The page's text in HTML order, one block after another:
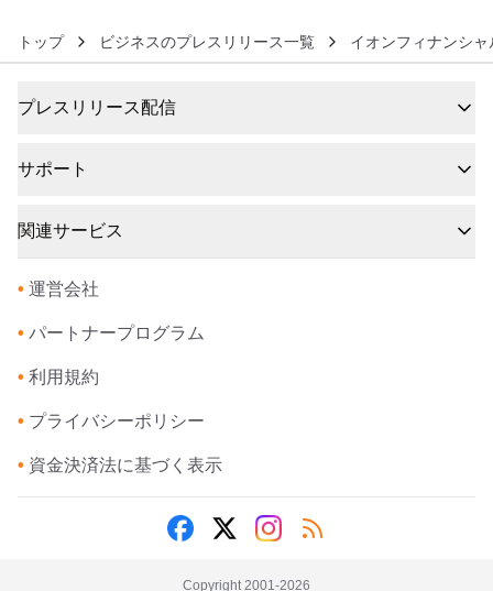
トップ ビジネスのプレスリリース一覧 イオンフィナンシ
プレスリリース配信
サポート
関連サービス
• 運営会社
• パートナープログラム
• 利用規約
• プライバシーポリシー
• 資金決済法に基づく表示
Copyright 2001-2026